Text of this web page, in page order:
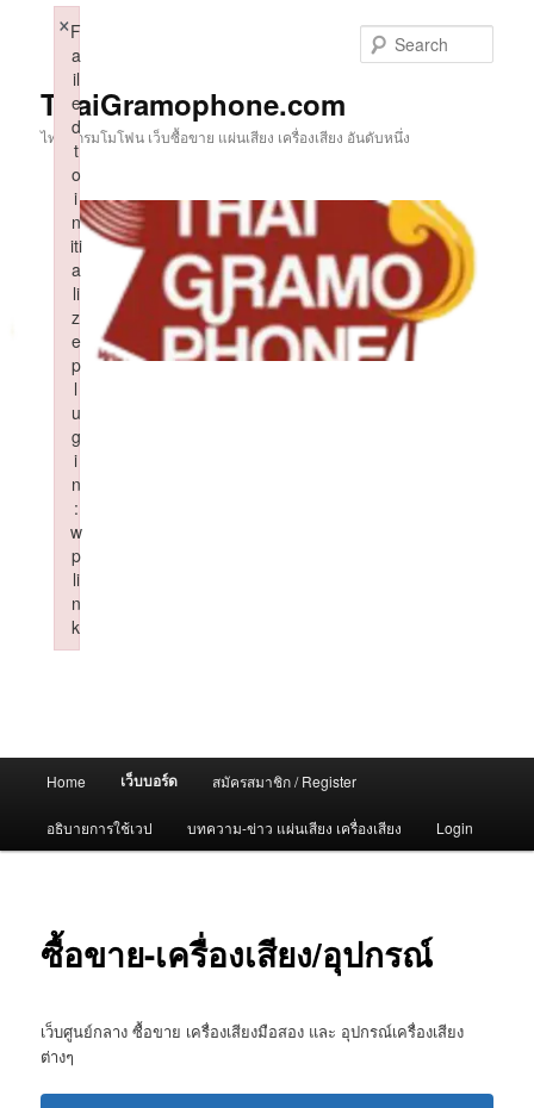
ThaiGramophone.com
ไทยแกรมโมโฟน เว็บซื้อขาย แผ่นเสียง เครื่องเสียง อันดับหนึ่ง
Home เว็บบอร์ด สมัครสมาชิก / Register
อธิบายการใช้เวป บทความ-ข่าว แผ่นเสียง เครื่องเสียง Login
ซื้อขาย-เครื่องเสียง/อุปกรณ์
เว็บศูนย์กลาง ซื้อขาย เครื่องเสียงมือสอง และ อุปกรณ์เครื่องเสียง
ต่างๆ
F
a
il
e
d
t
o
i
n
iti
a
li
z
e
p
l
u
g
i
n
:
w
p
li
n
k
×
Failed to initialize plugin: wplink